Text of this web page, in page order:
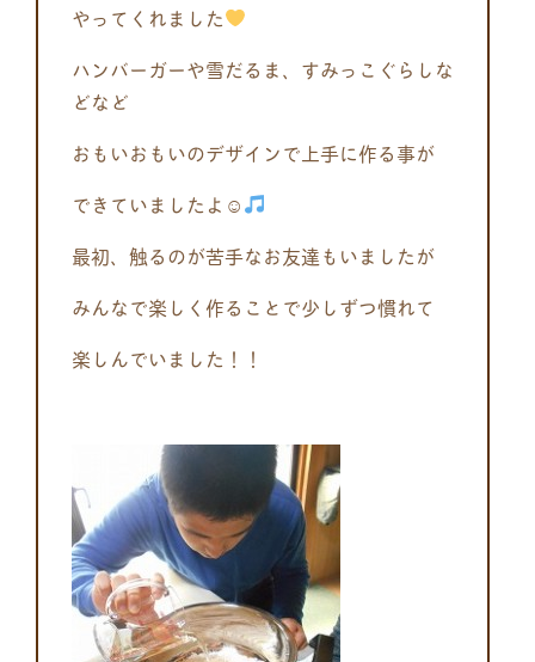
やってくれました
ハンバーガーや雪だるま、すみっこぐらしな
どなど
おもいおもいのデザインで上手に作る事が
できていましたよ☺
最初、触るのが苦手なお友達もいましたが
みんなで楽しく作ることで少しずつ慣れて
楽しんでいました！！